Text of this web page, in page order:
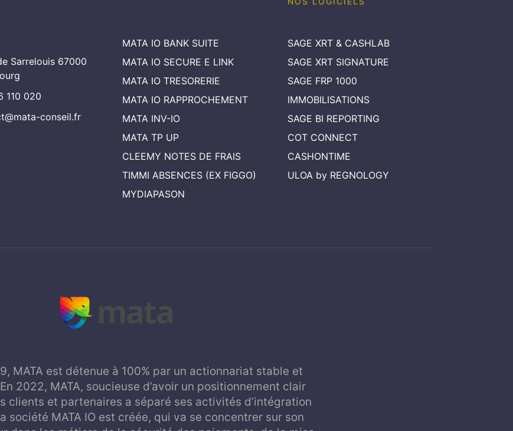
Sarrelouis 67000
110 020
conseil.fr
MATA IO BANK SUITE
MATA IO SECURE E LINK
MATA IO TRESORERIE
MATA IO RAPPROCHEMENT
MATA INV-IO
MATA TP UP
CLEEMY NOTES DE FRAIS
TIMMI ABSENCES (EX FIGGO)
MYDIAPASON
SAGE XRT & CASHLAB
SAGE XRT SIGNATURE
SAGE FRP 1000
IMMOBILISATIONS
SAGE BI REPORTING
COT CONNECT
CASHONTIME
ULOA by REGNOLOGY
MATA est détenue à 100% par un actionnariat stable et
2022, MATA, soucieuse d’avoir un positionnement clair
clients et partenaires a séparé ses activités d’intégration
société MATA IO est créée, qui va se concentrer sur son